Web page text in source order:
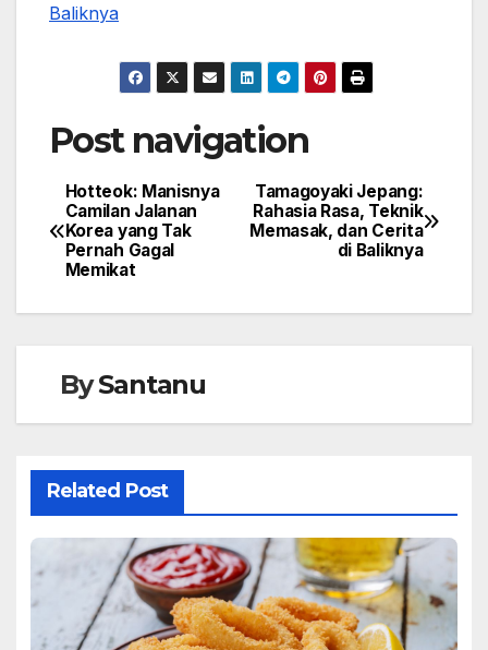
Baliknya
Post navigation
Tamagoyaki Jepang:
Rahasia Rasa, Teknik
Memasak, dan Cerita
di Baliknya
Hotteok: Manisnya
Camilan Jalanan
Korea yang Tak
Pernah Gagal
Memikat
BySantanu
Related Post